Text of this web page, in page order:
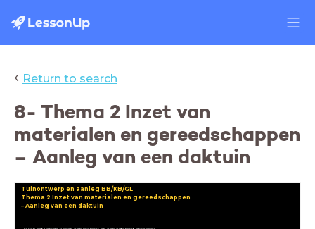
‹ Return to search
8- Thema 2 Inzet van
materialen en gereedschappen
– Aanleg van een daktuin
Tuinontwerp en aanleg BB/KB/GL
Thema 2 Inzet van materialen en gereedschappen
– Aanleg van een daktuin